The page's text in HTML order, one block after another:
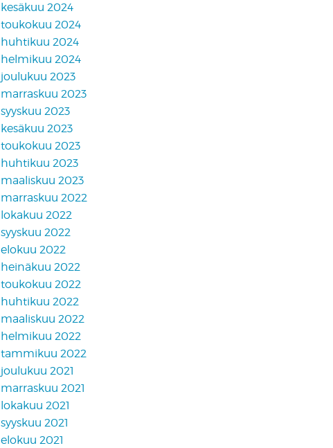
kesäkuu 2024
toukokuu 2024
huhtikuu 2024
helmikuu 2024
joulukuu 2023
marraskuu 2023
syyskuu 2023
kesäkuu 2023
toukokuu 2023
huhtikuu 2023
maaliskuu 2023
marraskuu 2022
lokakuu 2022
syyskuu 2022
elokuu 2022
heinäkuu 2022
toukokuu 2022
huhtikuu 2022
maaliskuu 2022
helmikuu 2022
tammikuu 2022
joulukuu 2021
marraskuu 2021
lokakuu 2021
syyskuu 2021
elokuu 2021